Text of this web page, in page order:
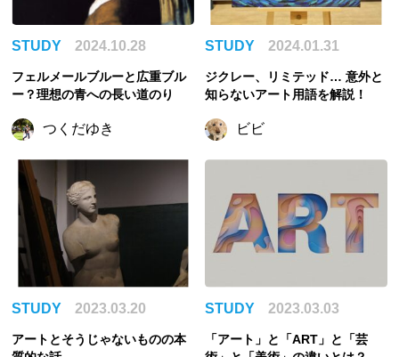
STUDY 2024.10.28
フェルメールブルーと広重ブル
ー？理想の青への長い道のり
つくだゆき
STUDY 2024.01.31
ジクレー、リミテッド… 意外と
知らないアート用語を解説！
ビビ
STUDY 2023.03.20
アートとそうじゃないものの本
STUDY 2023.03.03
「アート」と「ART」と「芸